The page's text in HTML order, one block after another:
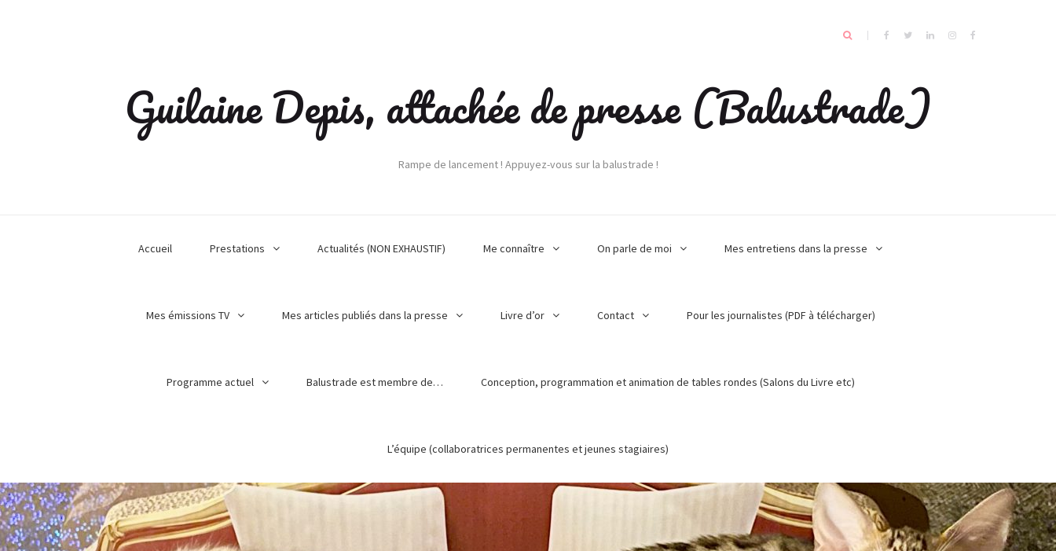
Guilaine Depis, attachée de presse (Balustrade)
Rampe de lancement ! Appuyez-vous sur la balustrade !
Accueil Prestations Actualités (NON EXHAUSTIF) Me connaître On parle de moi Mes entretiens dans la presse
Mes émissions TV Mes articles publiés dans la presse Livre d’or Contact Pour les journalistes (PDF à télécharger)
Programme actuel Balustrade est membre de… Conception, programmation et animation de tables rondes (Salons du Livre etc)
L’équipe (collaboratrices permanentes et jeunes stagiaires)